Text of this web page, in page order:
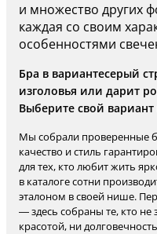
и множество других
каждая со своим
особенностями
Бра в вариантесерый
изголовья или дарит
Выберите свой вариант
Мы собрали проверенные
качество и стиль
для тех, кто любит жить
в каталоге сотни
эталоном в своей нише.
— здесь собраны те, кто не
красотой, ни